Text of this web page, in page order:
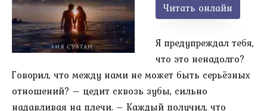
Читать онлайн
Я предупреждал тебя,
что это ненадолго?
Говорил, что между нами не может быть серьёзных
отношений? – цедит сквозь зубы, сильно
надавливая на плечи. – Каждый получил, что